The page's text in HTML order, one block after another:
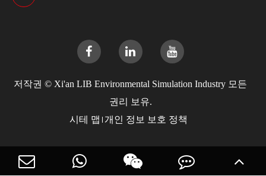
저작권 © Xi'an LIB Environmental Simulation Industry 모든
권리 보유.
시테 맵 개인 정보 보호 정책